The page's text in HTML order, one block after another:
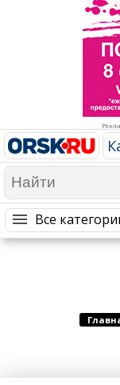
Все
Рестораны,
Развлечения и
Спорт Фитнес
Недвижимость
Красота
Медицина
Гостиницы